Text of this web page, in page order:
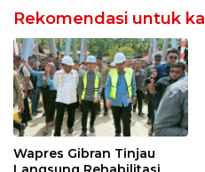
Rekomendasi untuk
Wapres Gibran Tinjau